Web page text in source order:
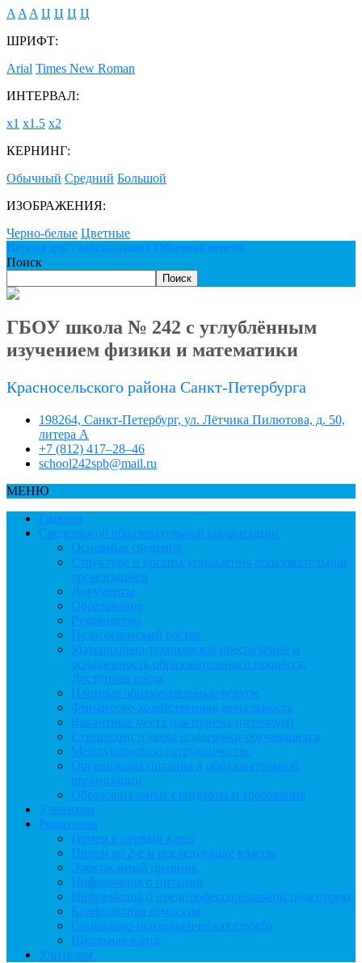
A A A Ц Ц Ц Ц
ШРИФТ:
Arial Times New Roman
ИНТЕРВАЛ:
х1 х1.5 х2
КЕРНИНГ:
Обычный Средний Большой
ИЗОБРАЖЕНИЯ:
Черно-белые Цветные
Версия для слабовидящих Обычная версия
Поиск
Поиск
ГБОУ школа № 242 с углублённым
изучением физики и математики
Красносельского района Санкт-Петербурга
198264, Санкт-Петербург, ул. Лётчика Пилютова, д. 50,
литера А
+7 (812) 417–28–46
school242spb@mail.ru
МЕНЮ
Главная
Сведения об образовательной организации
Основные сведения
Структура и органы управления образовательной
организацией
Документы
Образование
Руководство
Педагогический состав
Материально-техническое обеспечение и
оснащенность образовательного процесса.
Доступная среда
Платные образовательные услуги
Финансово-хозяйственная деятельность
Вакантные места для приема (перевода)
Стипендии и меры поддержки обучающихся
Международное сотрудничество
Организация питания в образовательной
организации
Образовательные стандарты и требования
Ученикам
Родителям
Прием в первый класс
Прием во 2-е и последующие классы
Электронный дневник
Информация о питании
Информация о предпрофессиональной подготовке
Конфликтная комиссия
Социально-психологическая служба
Школьная карта
Учителям